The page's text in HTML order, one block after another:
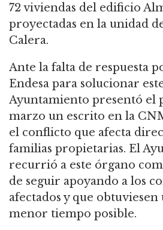
72 viviendas del edificio
proyectadas en la unidad
Calera.
Ante la falta de respuesta
Endesa para solucionar
Ayuntamiento presentó el
marzo un escrito en la
el conflicto que afecta
familias propietarias. El
recurrió a este órgano
de seguir apoyando a los
afectados y que obtuviesen
menor tiempo posible.